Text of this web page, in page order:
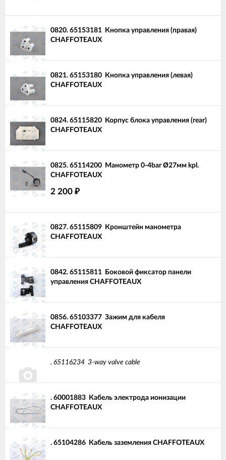
0820. 65153181 Кнопка управления (правая)
CHAFFOTEAUX
0821. 65153180 Кнопка управления (левая)
CHAFFOTEAUX
0824. 65115820 Корпус блока управления (rear)
CHAFFOTEAUX
0825. 65114200 Манометр 0-4bar Ø27мм kpl.
CHAFFOTEAUX
2 200 ₽
0827. 65115809 Кронштейн манометра
CHAFFOTEAUX
0842. 65115811 Боковой фиксатор панели
управления CHAFFOTEAUX
0856. 65103377 Зажим для кабеля
CHAFFOTEAUX
. 65116234 3-way valve cable
. 60001883 Кабель электрода ионизации
CHAFFOTEAUX
. 65104286 Кабель заземления CHAFFOTEAUX